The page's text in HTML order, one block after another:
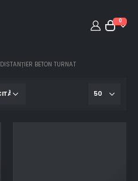
0
DISTANȚIER BETON TURNAT